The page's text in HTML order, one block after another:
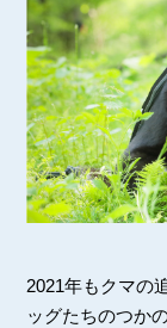
2021年もクマの
ッグたちのつか